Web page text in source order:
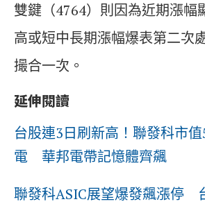
雙鍵（4764）則因為近期漲幅
高或短中長期漲幅爆表第二次
撮合一次。
延伸閱讀
台股連3日刷新高！聯發科市
電 華邦電帶記憶體齊飆
聯發科ASIC展望爆發飆漲停